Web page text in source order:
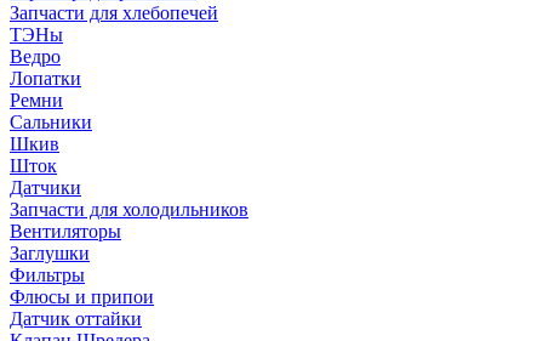
Запчасти для хлебопечей
ТЭНы
Ведро
Лопатки
Ремни
Сальники
Шкив
Шток
Датчики
Запчасти для холодильников
Вентиляторы
Заглушки
Фильтры
Флюсы и припои
Датчик оттайки